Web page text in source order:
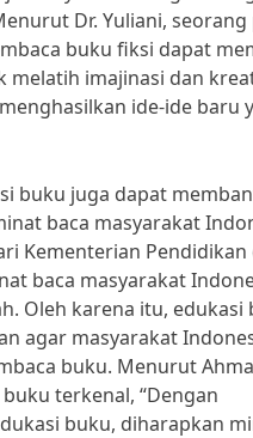
Dr. Yuliani,
buku fiksi dapat
melatih imajinasi dan
ide-ide baru
buku juga dapat
baca masyarakat
Kementerian Pendidikan
baca masyarakat
Oleh karena itu, edukasi
agar masyarakat
buku. Menurut
terkenal, “Dengan
buku, diharapkan